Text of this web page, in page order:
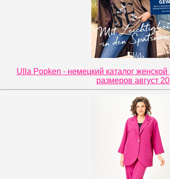
Ulla Popken - немецкий каталог
размеров август